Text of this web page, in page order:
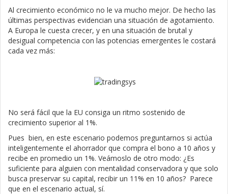
Al crecimiento económico no le va mucho mejor. De hecho las
últimas perspectivas evidencian una situación de agotamiento.
A Europa le cuesta crecer, y en una situación de brutal y
desigual competencia con las potencias emergentes le costará
cada vez más:
No será fácil que la EU consiga un ritmo sostenido de
crecimiento superior al 1%.
Pues bien, en este escenario podemos preguntarnos si actúa
inteligentemente el ahorrador que compra el bono a 10 años y
recibe en promedio un 1%. Veámoslo de otro modo: ¿Es
suficiente para alguien con mentalidad conservadora y que solo
busca preservar su capital, recibir un 11% en 10 años? Parece
que en el escenario actual, sí.